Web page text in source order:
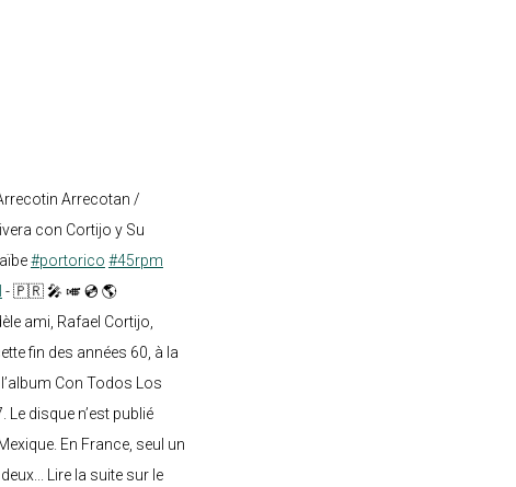
Arrecotan /
con Cortijo y Su
#portorico #45rpm
- 🇵🇷 🎤 🎺 💿 🌎
ami, Rafael Cortijo,
fin des années 60, à la
Con Todos Los
disque n’est publié
En France, seul un
Lire la suite sur le